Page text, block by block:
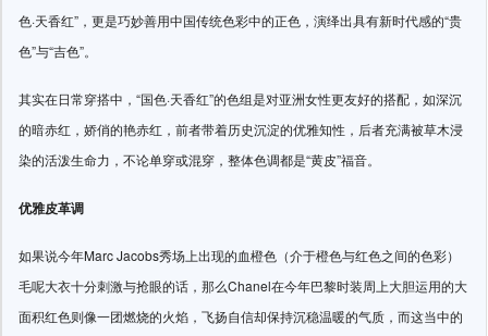
色·天香红”，更是巧妙善用中国传统色彩中的正色，演绎出具有新时代感的“贵
色”与“吉色”。
其实在日常穿搭中，“国色·天香红”的色组是对亚洲女性更友好的搭配，如深沉
的暗赤红，娇俏的艳赤红，前者带着历史沉淀的优雅知性，后者充满被草木浸
染的活泼生命力，不论单穿或混穿，整体色调都是“黄皮”福音。
优雅皮革调
如果说今年Marc Jacobs秀场上出现的血橙色（介于橙色与红色之间的色彩）
毛呢大衣十分刺激与抢眼的话，那么Chanel在今年巴黎时装周上大胆运用的大
面积红色则像一团燃烧的火焰，飞扬自信却保持沉稳温暖的气质，而这当中的